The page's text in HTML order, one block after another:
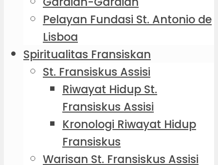
Pelayan Fundasi St. Antonio de
Lisboa
Spiritualitas Fransiskan
St. Fransiskus Assisi
Riwayat Hidup St.
Fransiskus Assisi
Kronologi Riwayat Hidup
Fransiskus
Warisan St. Fransiskus Assisi